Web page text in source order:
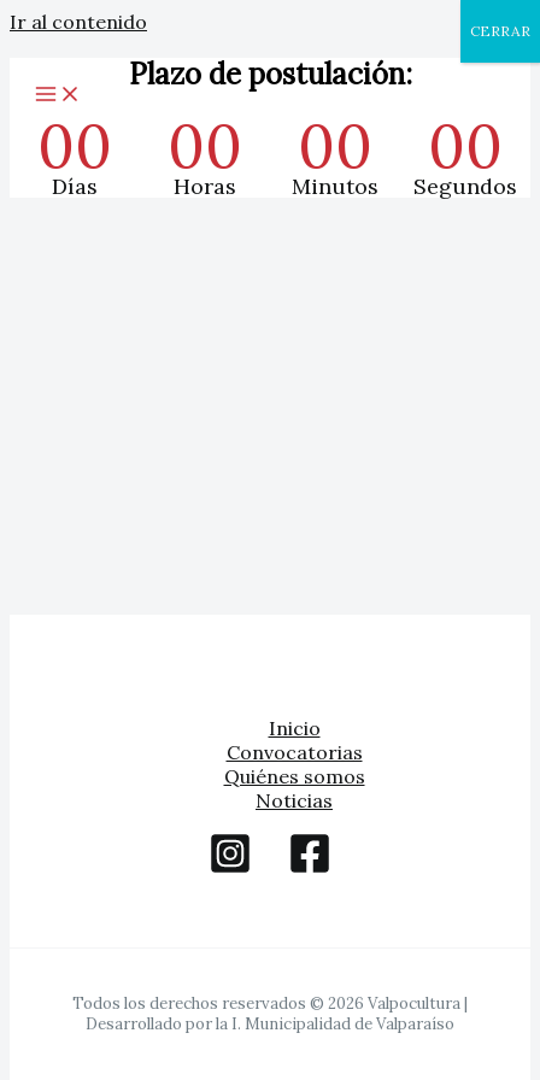
Ir al contenido
Plazo de postulación:
00
Días
00
Horas
00
Minutos
00
Segundos
Inicio
Convocatorias
Quiénes somos
Noticias
Todos los derechos reservados © 2026 Valpocultura |
Desarrollado por la I. Municipalidad de Valparaíso
CERRAR